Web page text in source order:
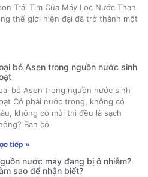
Trái Tim Của Máy Lọc Nước Than
thế giới hiện đại đã trở thành một
bỏ Asen trong nguồn nước sinh
bỏ Asen trong nguồn nước sinh
Có phải nước trong, không có
không có mùi thì đều là sạch
Bạn có
tiếp »
nước máy đang bị ô nhiễm?
sao để nhận biết?